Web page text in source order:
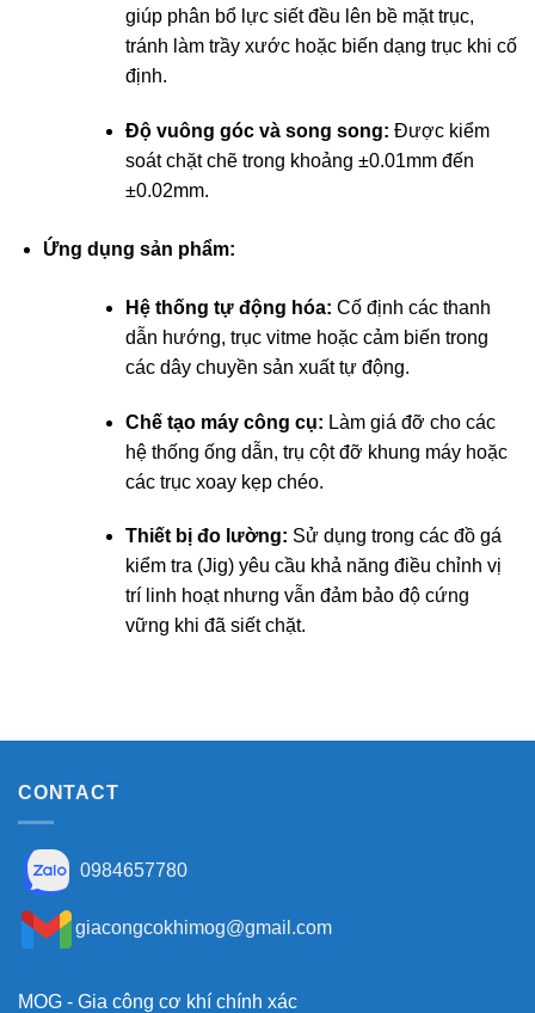
giúp phân bổ lực siết đều lên bề mặt trục,
tránh làm trầy xước hoặc biến dạng trục khi cố
định.
Độ vuông góc và song song: Được kiểm
soát chặt chẽ trong khoảng ±0.01mm đến
±0.02mm.
Ứng dụng sản phẩm:
Hệ thống tự động hóa: Cố định các thanh
dẫn hướng, trục vitme hoặc cảm biến trong
các dây chuyền sản xuất tự động.
Chế tạo máy công cụ: Làm giá đỡ cho các
hệ thống ống dẫn, trụ cột đỡ khung máy hoặc
các trục xoay kẹp chéo.
Thiết bị đo lường: Sử dụng trong các đồ gá
kiểm tra (Jig) yêu cầu khả năng điều chỉnh vị
trí linh hoạt nhưng vẫn đảm bảo độ cứng
vững khi đã siết chặt.
CONTACT
0984657780
giacongcokhimog@gmail.com
MOG - Gia công cơ khí chính xác